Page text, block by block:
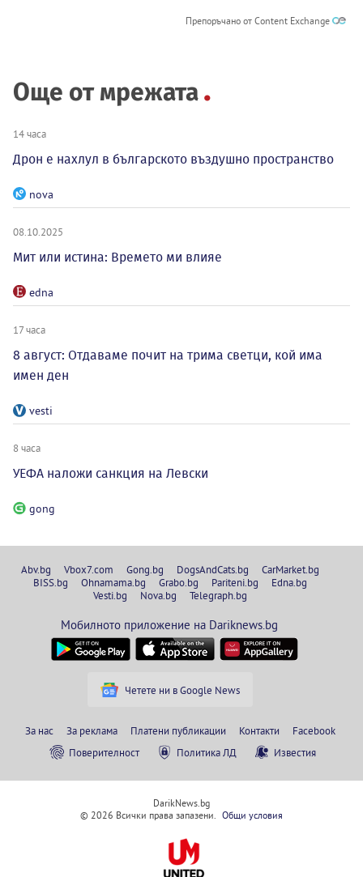
Препоръчано от Content Exchange
Още от мрежата
14 часа
Дрон е нахлул в българското въздушно пространство
nova
08.10.2025
Мит или истина: Времето ми влияе
edna
17 часа
8 август: Отдаваме почит на трима светци, кой има
имен ден
vesti
8 часа
УЕФА наложи санкция на Левски
gong
Abv.bg Vbox7.com Gong.bg DogsAndCats.bg
CarMarket.bg
BISS.bg
Ohnamama.bg Grabo.bg Pariteni.bg
Edna.bg
Vesti.bg
Nova.bg Telegraph.bg
Мобилното приложение на Dariknews.bg
Четете ни в Google News
За нас За реклама Платени публикации Контакти
Facebook
Поверителност
Политика ЛД Известия
DarikNews.bg
© 2026 Всички права запазени. Общи условия